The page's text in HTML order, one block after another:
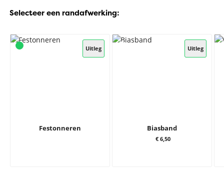
Selecteer een randafwerking:
Uitleg
Festonneren
Uitleg
Biasband
€ 6,50